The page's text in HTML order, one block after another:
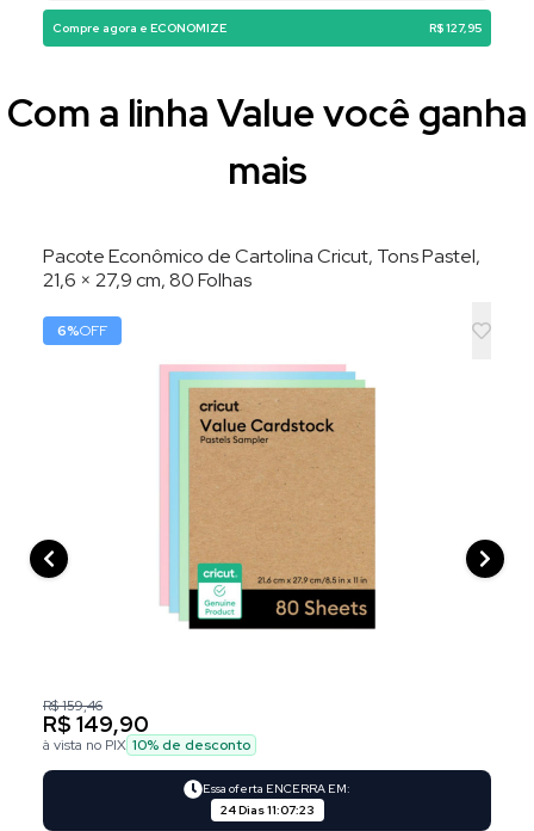
Compre agora e ECONOMIZE R$ 127,95
Com a linha Value você ganha
mais
Pacote Econômico de Cartolina Cricut, Tons Pastel,
21,6 × 27,9 cm, 80 Folhas
6%OFF
R$ 159,46
R$ 149,90
à vista no PIX 10% de desconto
Essa oferta ENCERRA EM:
24 Dias11:07:23